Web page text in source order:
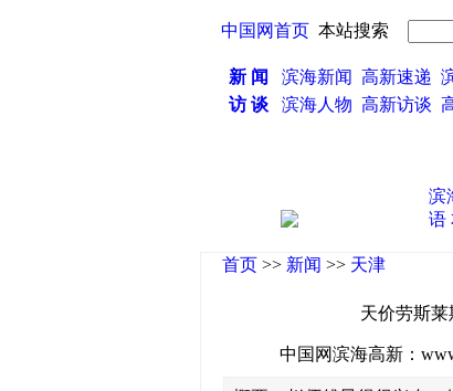
中国网首页 本站搜索
新 闻
滨海新闻 高新速递
访 谈
滨海人物 高新访谈
滨
语
首页 >> 新闻 >> 天津
天价劳斯莱
中国网滨海高新：